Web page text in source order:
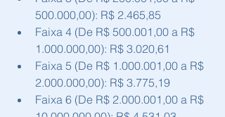
500.000,00): R$ 2.465,85
Faixa 4 (De R$ 500.001,00 a R$
1.000.000,00): R$ 3.020,61
Faixa 5 (De R$ 1.000.001,00 a R$
2.000.000,00): R$ 3.775,19
Faixa 6 (De R$ 2.000.001,00 a R$